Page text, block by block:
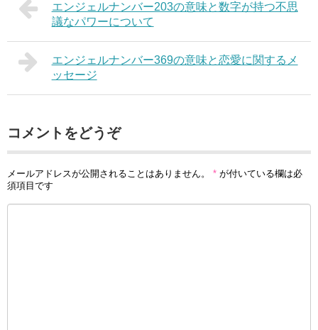
エンジェルナンバー203の意味と数字が持つ不思
議なパワーについて
エンジェルナンバー369の意味と恋愛に関するメ
ッセージ
コメントをどうぞ
メールアドレスが公開されることはありません。 * が付いている欄は必
須項目です